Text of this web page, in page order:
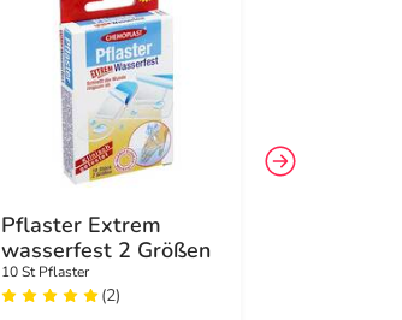
Pflaster Extrem
wasserfest 2 Größen
10 St Pflaster
(2)